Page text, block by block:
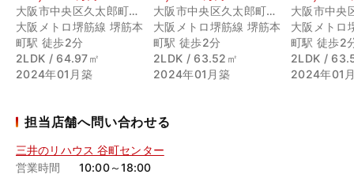
大阪市中央区久太郎町２丁目
大阪メトロ堺筋線 堺筋本
町駅 徒歩2分
2LDK / 64.97㎡
2024年01月築
大阪市中央区久太郎町２丁目
大阪メトロ堺筋線 堺筋本
町駅 徒歩2分
2LDK / 63.52㎡
2024年01月築
大阪メトロ
町駅 徒歩2
2LDK /
2024年01
担当店舗へ問い合わせる
三井のリハウス 谷町センター
営業時間
10:00～18:00